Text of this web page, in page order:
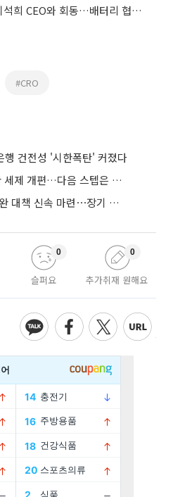
美 조지아 주지사, SK온 이석희 CEO와 회동…배터리 협력 강화 논의
#CRO
건전성 '시한폭탄' 커졌다
‘비거주 1주택자’ 정조준한 세제 개편…다음 스텝은 금융 대책
李 “삼전닉스 레버리지 보완 대책 신속 마련⋯장기 채무 과감히 탕감”
슬퍼요
0
추가취재 원해요
0